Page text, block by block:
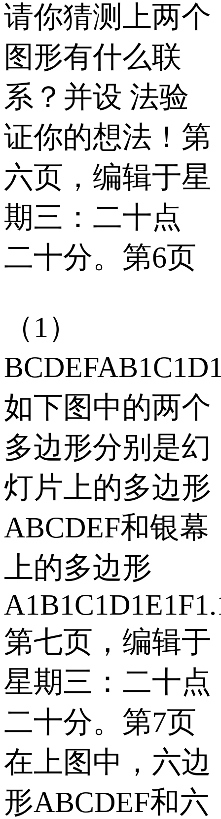
请你猜测上两个
图形有什么联
系？并设 法验
证你的想法！第
六页，编辑于星
期三：二十点
二十分。第6页
（1）
如下图中的两个
多边形分别是幻
灯片上的多边形
ABCDEF和银幕
上的多边形
第七页，编辑于
星期三：二十点
二十分。第7页
在上图中，六边
形ABCDEF和六